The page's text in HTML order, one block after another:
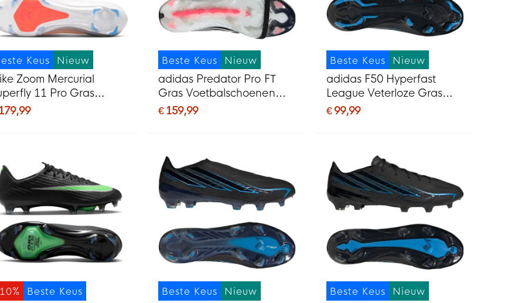
Keus Nieuw
Zoom Mercurial
11 Pro Gras
(FG) Wit
Beste Keus Nieuw
adidas Predator Pro FT
Gras Voetbalschoenen
(FG) Wit Zwart Roze
€ 159,99
Beste Keus Nieuw
adidas F50 Hyperfast
League Veterloze Gras
Voetbalschoenen (FG)
€ 99,99
Beste Keus Beste Keus Nieuw Beste Keus Nieuw